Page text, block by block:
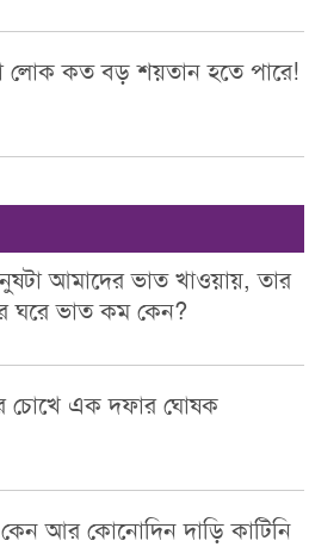
লোক কত বড় শয়তান হতে পারে!
আমাদের ভাত খাওয়ায়, তার
ঘরে ভাত কম কেন?
চোখে এক দফার ঘোষক
আর কোনোদিন দাড়ি কাটিনি